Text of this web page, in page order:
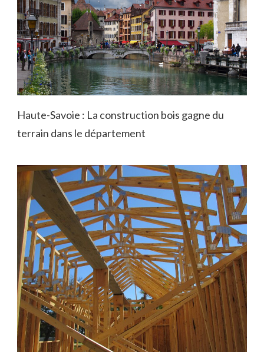
Haute-Savoie : La construction bois gagne du
terrain dans le département